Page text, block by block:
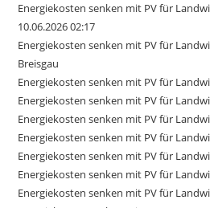
Energiekosten senken mit PV für
10.06.2026 02:17
Energiekosten senken mit PV für
Breisgau
Energiekosten senken mit PV für
Energiekosten senken mit PV für
Energiekosten senken mit PV für
Energiekosten senken mit PV für
Energiekosten senken mit PV für
Energiekosten senken mit PV für
Energiekosten senken mit PV für